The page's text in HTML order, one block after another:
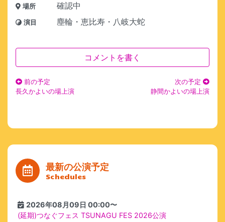
場所 確認中
演目 塵輪・恵比寿・八岐大蛇
コメントを書く
前の予定
長久かよいの場上演
次の予定
静間かよいの場上演
最新の公演予定
Schedules
2026年08月09日 00:00〜
(延期)つなぐフェス TSUNAGU FES 2026公演